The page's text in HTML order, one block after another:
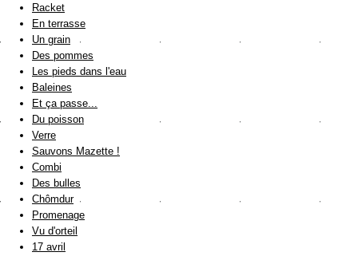
Racket
En terrasse
Un grain
Des pommes
Les pieds dans l'eau
Baleines
Et ça passe...
Du poisson
Verre
Sauvons Mazette !
Combi
Des bulles
Chômdur
Promenage
Vu d'orteil
17 avril